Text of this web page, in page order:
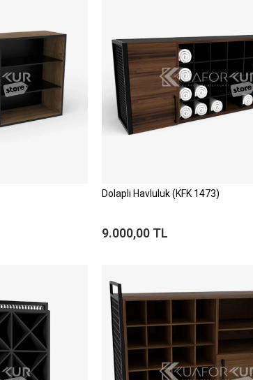
Dolaplı Havluluk (KFK 1473)
9.000,00 TL